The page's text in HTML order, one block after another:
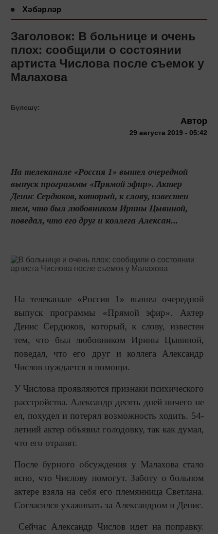
Хәбәрләр
Заголовок: В больнице и очень
плох: сообщили о состоянии
артиста Числова после съемок у
Малахова
Бүлешү:
Автор
29 августа 2019 - 05:42
На телеканале «Россия 1» вышел очередной
выпуск программы «Прямой эфир». Актер
Денис Сердюков, который, к слову, известен
тем, что был любовником Ирины Цывиной,
поведал, что его друг и коллега Алексан...
На телеканале «Россия 1» вышел очередной
выпуск программы «Прямой эфир». Актер
Денис Сердюков, который, к слову, известен
тем, что был любовником Ирины Цывиной,
поведал, что его друг и коллега Александр
Числов нуждается в помощи.
У Числова проявляются признаки психического
расстройства. Александр десять дней ничего не
ел, похудел и потерял возможность ходить. 54-
летний актер объявил голодовку, так как думал,
что его отравят.
После бурного обсуждения у Малахова стало
ясно, что Числову помогут. Заботу о больном
актере взяла на себя его племянница Светлана.
Согласился ухаживать за Александром и Денис.
Сейчас Александр Числов идет на поправку.